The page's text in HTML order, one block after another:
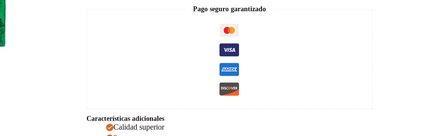
Pago seguro garantizado
Características adicionales
Calidad superior